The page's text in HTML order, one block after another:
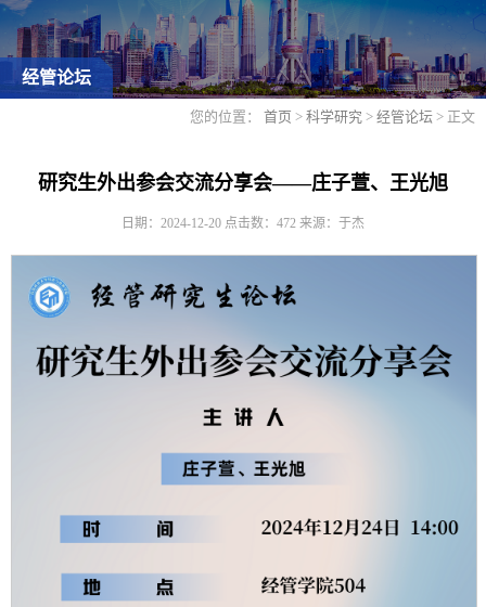
经管论坛
您的位置： 首页 > 科学研究 > 经管论坛 > 正文
研究生外出参会交流分享会——庄子萱、王光旭
日期：2024-12-20 点击数： 472 来源：于杰